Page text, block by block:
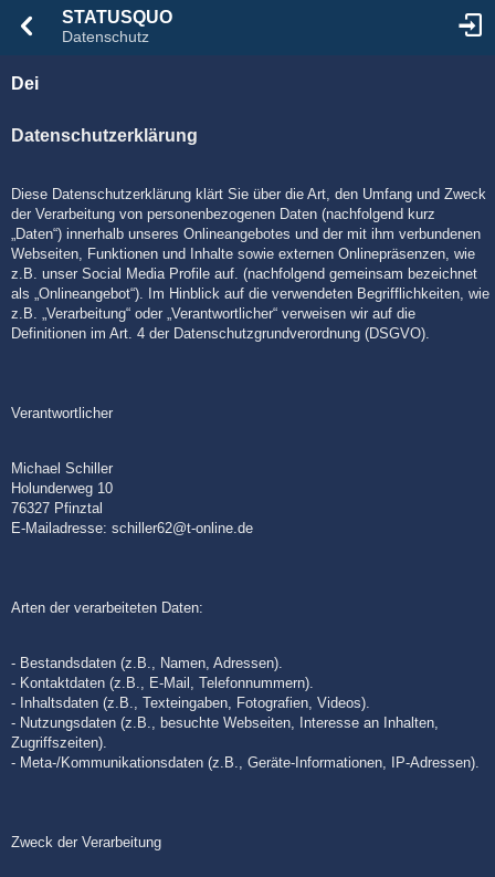
STATUSQUO
Datenschutz
Dei
Datenschutzerklärung
Diese Datenschutzerklärung klärt Sie über die Art, den Umfang und Zweck
der Verarbeitung von personenbezogenen Daten (nachfolgend kurz
„Daten“) innerhalb unseres Onlineangebotes und der mit ihm verbundenen
Webseiten, Funktionen und Inhalte sowie externen Onlinepräsenzen, wie
z.B. unser Social Media Profile auf. (nachfolgend gemeinsam bezeichnet
als „Onlineangebot“). Im Hinblick auf die verwendeten Begrifflichkeiten, wie
z.B. „Verarbeitung“ oder „Verantwortlicher“ verweisen wir auf die
Definitionen im Art. 4 der Datenschutzgrundverordnung (DSGVO).
Verantwortlicher
Michael Schiller
Holunderweg 10
76327 Pfinztal
E-Mailadresse: schiller62@t-online.de
Arten der verarbeiteten Daten:
- Bestandsdaten (z.B., Namen, Adressen).
- Kontaktdaten (z.B., E-Mail, Telefonnummern).
- Inhaltsdaten (z.B., Texteingaben, Fotografien, Videos).
- Nutzungsdaten (z.B., besuchte Webseiten, Interesse an Inhalten,
Zugriffszeiten).
- Meta-/Kommunikationsdaten (z.B., Geräte-Informationen, IP-Adressen).
Zweck der Verarbeitung